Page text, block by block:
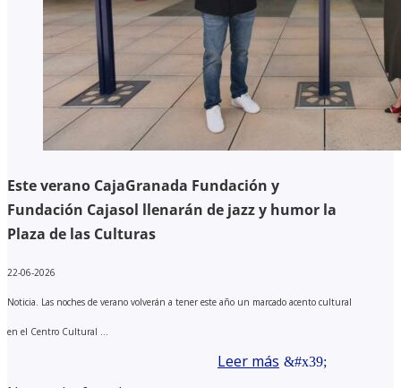
Este verano CajaGranada Fundación y
Fundación Cajasol llenarán de jazz y humor la
Plaza de las Culturas
22-06-2026
Noticia. Las noches de verano volverán a tener este año un marcado acento cultural
en el Centro Cultural ...
Leer más